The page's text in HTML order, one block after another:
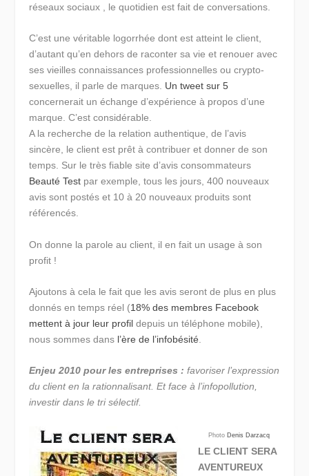
réseaux sociaux , le quotidien est fait de conversations.
C’est une véritable logorrhée dont est atteint le client,
d’autant qu’en dehors de raconter sa vie et renouer avec
ses vieilles connaissances professionnelles ou crypto-
sexuelles, il parle de marques. Un tweet sur 5
concernerait un échange d’expérience à propos d’une
marque. C’est considérable.
A la recherche de la relation authentique, de l’avis
sincère, le client est prêt à contribuer et donner de son
temps. Sur le très fiable site d’avis consommateurs
Beauté Test par exemple, tous les jours, 400 nouveaux
avis sont postés et 10 à 20 nouveaux produits sont
référencés.
On donne la parole au client, il en fait un usage à son
profit !
Ajoutons à cela le fait que les avis seront de plus en plus
donnés en temps réel (18% des membres Facebook
mettent à jour leur profil depuis un téléphone mobile),
nous sommes dans l’ère de l’infobésité
Enjeu 2010 pour les entreprises : favoriser l’expression
du client en la rationnalisant. Et face à l’infopollution,
investir dans le tri sélectif.
Photo Denis Darzacq
LE CLIENT SERA
AVENTUREUX